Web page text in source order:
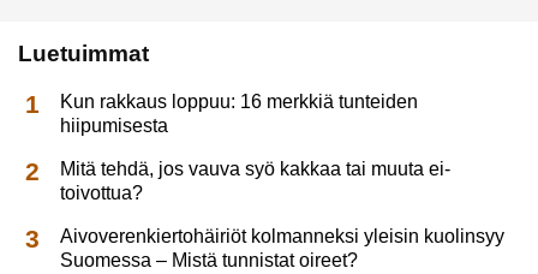
Luetuimmat
Kun rakkaus loppuu: 16 merkkiä tunteiden
hiipumisesta
Mitä tehdä, jos vauva syö kakkaa tai muuta ei-
toivottua?
Aivoverenkiertohäiriöt kolmanneksi yleisin kuolinsyy
Suomessa – Mistä tunnistat oireet?